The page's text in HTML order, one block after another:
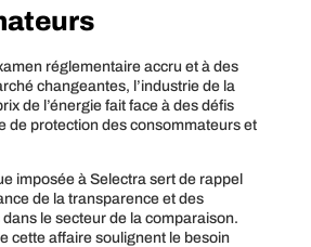
réglementaire accru et à des
changeantes, l’industrie de la
de l’énergie fait face à des défis
de protection des consommateurs et
imposée à Selectra sert de rappel
de la transparence et des
le secteur de la comparaison.
cette affaire soulignent le besoin